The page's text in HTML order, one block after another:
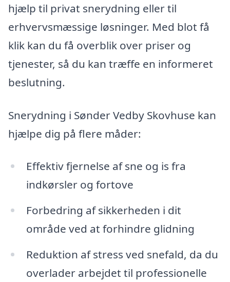
hjælp til privat snerydning eller til
erhvervsmæssige løsninger. Med blot få
klik kan du få overblik over priser og
tjenester, så du kan træffe en informeret
beslutning.
Snerydning i Sønder Vedby Skovhuse kan
hjælpe dig på flere måder:
Effektiv fjernelse af sne og is fra
indkørsler og fortove
Forbedring af sikkerheden i dit
område ved at forhindre glidning
Reduktion af stress ved snefald, da du
overlader arbejdet til professionelle